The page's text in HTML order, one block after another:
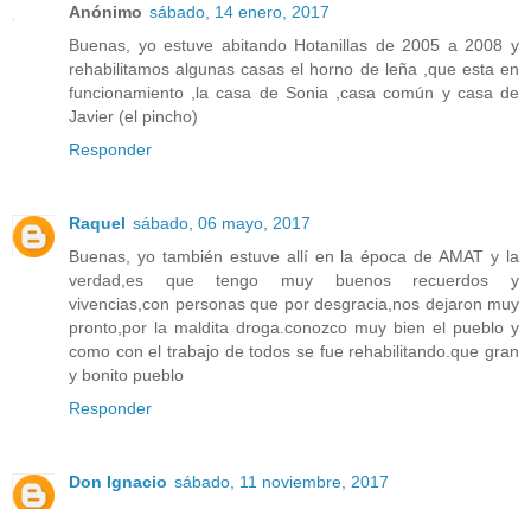
Anónimo sábado, 14 enero, 2017
Buenas, yo estuve abitando Hotanillas de 2005 a 2008 y
rehabilitamos algunas casas el horno de leña ,que esta en
funcionamiento ,la casa de Sonia ,casa común y casa de
Javier (el pincho)
Responder
Raquel sábado, 06 mayo, 2017
Buenas, yo también estuve allí en la época de AMAT y la
verdad,es que tengo muy buenos recuerdos y
vivencias,con personas que por desgracia,nos dejaron muy
pronto,por la maldita droga.conozco muy bien el pueblo y
como con el trabajo de todos se fue rehabilitando.que gran
y bonito pueblo
Responder
Don Ignacio sábado, 11 noviembre, 2017